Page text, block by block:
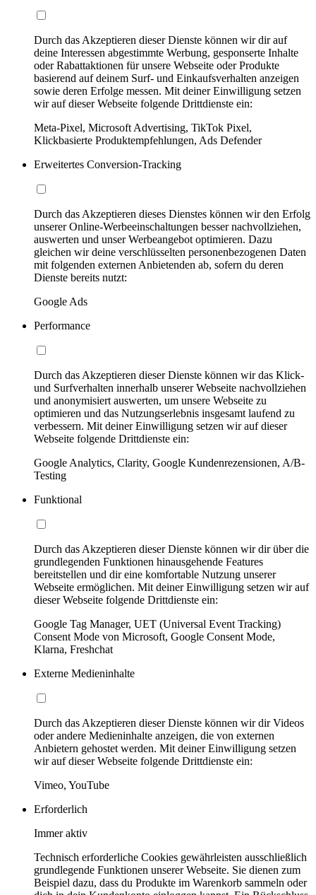
Durch das Akzeptieren dieser Dienste können wir dir auf
deine Interessen abgestimmte Werbung, gesponserte Inhalte
oder Rabattaktionen für unsere Webseite oder Produkte
basierend auf deinem Surf- und Einkaufsverhalten anzeigen
sowie deren Erfolge messen. Mit deiner Einwilligung setzen
wir auf dieser Webseite folgende Drittdienste ein:
Meta-Pixel, Microsoft Advertising, TikTok Pixel,
Klickbasierte Produktempfehlungen, Ads Defender
Erweitertes Conversion-Tracking
Durch das Akzeptieren dieses Dienstes können wir den Erfolg
unserer Online-Werbeeinschaltungen besser nachvollziehen,
auswerten und unser Werbeangebot optimieren. Dazu
gleichen wir deine verschlüsselten personenbezogenen Daten
mit folgenden externen Anbietenden ab, sofern du deren
Dienste bereits nutzt:
Google Ads
Performance
Durch das Akzeptieren dieser Dienste können wir das Klick-
und Surfverhalten innerhalb unserer Webseite nachvollziehen
und anonymisiert auswerten, um unsere Webseite zu
optimieren und das Nutzungserlebnis insgesamt laufend zu
verbessern. Mit deiner Einwilligung setzen wir auf dieser
Webseite folgende Drittdienste ein:
Google Analytics, Clarity, Google Kundenrezensionen, A/B-
Testing
Funktional
Durch das Akzeptieren dieser Dienste können wir dir über die
grundlegenden Funktionen hinausgehende Features
bereitstellen und dir eine komfortable Nutzung unserer
Webseite ermöglichen. Mit deiner Einwilligung setzen wir auf
dieser Webseite folgende Drittdienste ein:
Google Tag Manager, UET (Universal Event Tracking)
Consent Mode von Microsoft, Google Consent Mode,
Klarna, Freshchat
Externe Medieninhalte
Durch das Akzeptieren dieser Dienste können wir dir Videos
oder andere Medieninhalte anzeigen, die von externen
Anbietern gehostet werden. Mit deiner Einwilligung setzen
wir auf dieser Webseite folgende Drittdienste ein:
Vimeo, YouTube
Erforderlich
Immer aktiv
Technisch erforderliche Cookies gewährleisten ausschließlich
grundlegende Funktionen unserer Webseite. Sie dienen zum
Beispiel dazu, dass du Produkte im Warenkorb sammeln oder